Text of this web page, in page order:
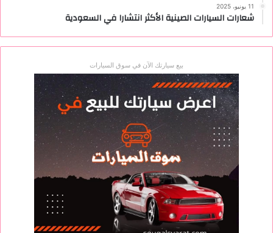
11 يونيو، 2025
شعارات السيارات الصينية الأكثر انتشارا في السعودية
بيع سيارتك الآن في سوق السيارات